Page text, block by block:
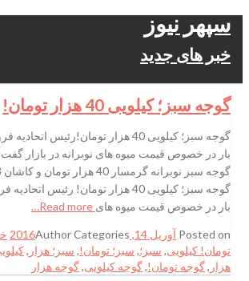
سپهر نیوز
خبر های جدید
گوجه سبز؛ کیلویی 40 هزار تومان!
گوجه سبز؛ کیلویی 40 هزار تومان!رئیس
بار در خصوص قیمت میوه های نوبرانه در بازار
گوجه سبز؛ کیلویی 40 هزار تومان! رئیس
بار در خصوص قیمت میوه های
Posted on آوریل 14, 2016 AuthorCategories
تومان! کیلویی, سبز؛, سبز؛ تومان!, سبز؛ هزار ,
هزار ,گوجه تومان!,گوجه کیلویی,گوجه هزار